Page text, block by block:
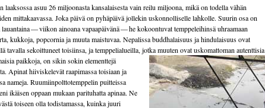
laaksossa asuu 26 miljoonasta kansalaisesta vain reilu miljoona, mikä on todella vähän
mittakaavassa. Joka päivä on pyhäpäivä jollekin uskonnolliselle lahkolle. Suurin osa on
— viikon ainoana vapaapäivänä — he kokoontuvat temppeleihinsä uhraamaan
kukkoja, popcornia ja muuta maistuvaa. Nepalissa buddhalaisuus ja hindulaisuus ovat
tavalla sekoittuneet toisiinsa, ja temppelialueilla, jotka muuten ovat uskomattoman autenttisia
paikkoja, on sikin sokin elementtejä
Apinat hiiviskelevät raapimassa toisiaan ja
nameja. Ruumiinpolttotemppelin puitteissa
ikäisen oppaan mukaan parituhatta apinaa. Ne
toiseen olla todistamassa, kuinka juuri